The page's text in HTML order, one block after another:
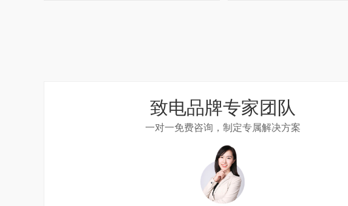
致电品牌专家团队
一对一免费咨询，制定专属解决方案